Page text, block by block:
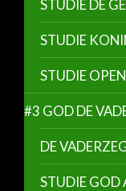
STUDIE DE
STUDIE
STUDIE
#3 GOD DE
DE
STUDIE GOD